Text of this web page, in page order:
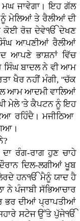
ਮਘ ਜਾਵੇਗਾ। ਇਹ ਗੱਲ
ਨੂੰ ਮੇਲਿਆਂ ਤੇ ਰੈਲੀਆਂ ਦੀ
ਨੂੰ ਕੋਈ ਰੋਜ਼ ਦੇਵੇੴ ਦੇਖਣ
ਆਪਣੀਆਂ ਰੈਲੀਆਂ
ਆਪਣੇ ਭਾਸ਼ਨਾਂ ਵਿੱਚ
ਸਿੰਘ ਬਾਦਲ ਨੇ ਵੀ ਆਮ
ਖੈਰ ਨਹੀਂ ਮੰਗੀ, ''ਚੱਕ
ਆਮ ਆਦਮੀ ਵਾਲਿਆਂ
ਮੇਲੇ 'ਤੇ ਕੈਪਟਨ ਨੂੰ ਇਹ
ਰਹਿੰਦੈ। ਮਜੀਠਿਆ
ਰੰਗ-ਰਾਗ ਹੁਣ ਚਾਹੇ
ਦੌਰਾਨ ਦਿਲ-ਲਗੀਆਂ ਖੂਬ
ਹਨੴ ਮੈਨੂੰ ਯਾਦ ਹੈ
ਨੇ ਪੰਜਾਬੀ ਸੱਭਿਆਚਾਰ
ਭਰ ਦੀਆਂ ਪ੍ਰਾਪਤੀਆਂ
ਸਹਾਰੇ ਸਟੇਜ ਉੱਤੇ ਪੁੱਜੇੴ